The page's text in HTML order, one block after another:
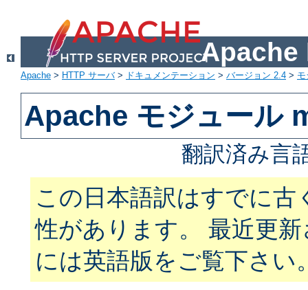
Apache
Apache > HTTP サーバ> ドキュメンテーション > バージョン 2.4 >
Apache モジュール
翻訳済み言
この日本語訳はすでに古
性があります。 最近更
には英語版をご覧下さい